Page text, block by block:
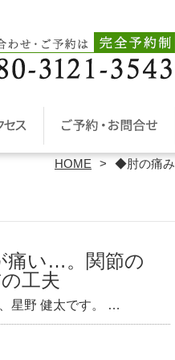
HOME ◆肘の痛み
痛い…。関節の
工夫
星野 健太です。 …